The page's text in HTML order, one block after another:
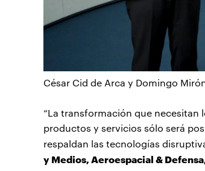
César Cid de Arca y Domingo
“La transformación que necesitan
productos y servicios sólo será
respaldan las tecnologías
y Medios, Aeroespacial &